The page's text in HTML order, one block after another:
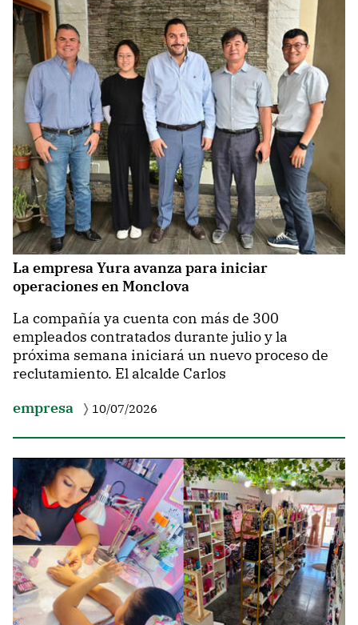
La empresa Yura avanza para iniciar
operaciones en Monclova
La compañía ya cuenta con más de 300
empleados contratados durante julio y la
próxima semana iniciará un nuevo proceso de
reclutamiento. El alcalde Carlos
empresa
10/07/2026